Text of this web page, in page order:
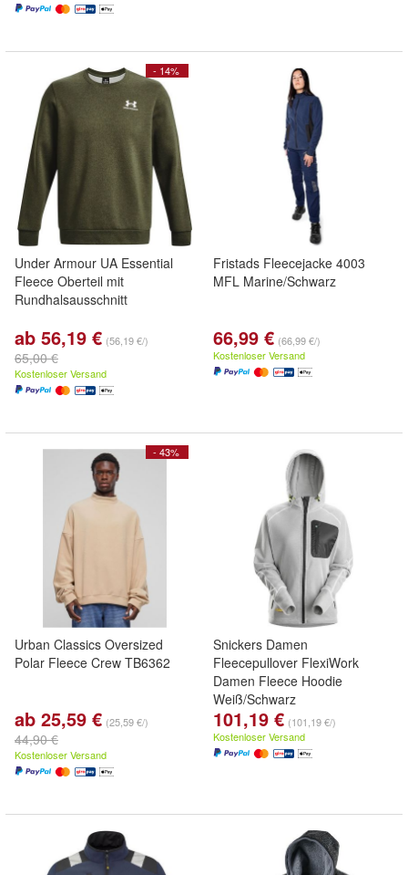
- 14%
Under Armour UA Essential
Fleece Oberteil mit
Rundhalsausschnitt
ab 56,19 € (56,19 €/)
65,00 €
Kostenloser Versand
Fristads Fleecejacke 4003
MFL Marine/Schwarz
66,99 € (66,99 €/)
Kostenloser Versand
- 43%
Urban Classics Oversized
Polar Fleece Crew TB6362
ab 25,59 € (25,59 €/)
44,90 €
Kostenloser Versand
Snickers Damen
Fleecepullover FlexiWork
Damen Fleece Hoodie
Weiß/Schwarz
101,19 € (101,19 €/)
Kostenloser Versand